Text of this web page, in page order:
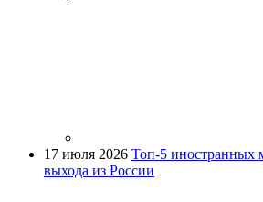
17 июля 2026 Топ-5 иностранных
выхода из России